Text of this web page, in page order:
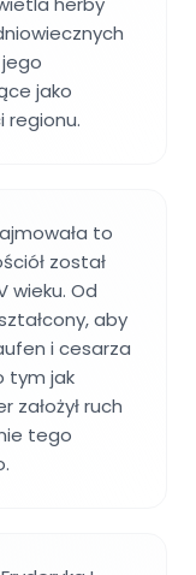
jako
regionu.
to
został
wieku. Od
aby
i cesarza
tym jak
założył ruch
tego